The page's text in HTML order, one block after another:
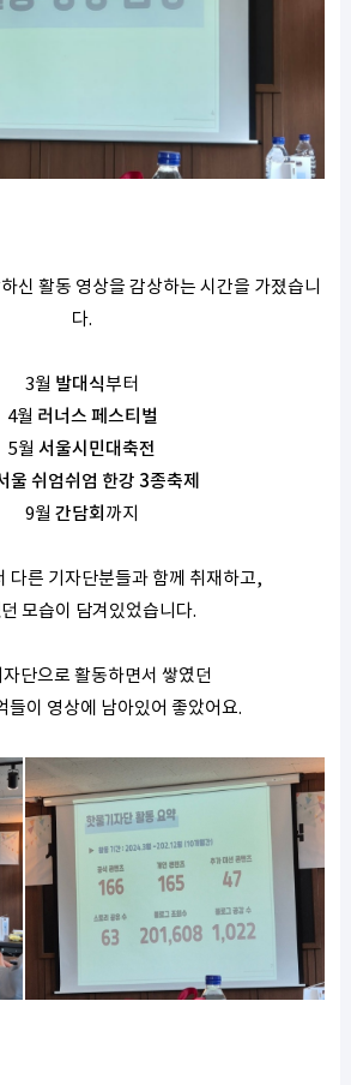
신 활동 영상을 감상하는 시간을 가졌습니
다.
3월 발대식부터
4월 러너스 페스티벌
5월서울시민대축전
울 쉬엄쉬엄 한강 3종축제
9월간담회 까지
다른 기자단분들과 함께 취재하고,
모습이 담겨있었습니다.
단으로 활동하면서 쌓였던
들이 영상에 남아있어 좋았어요.